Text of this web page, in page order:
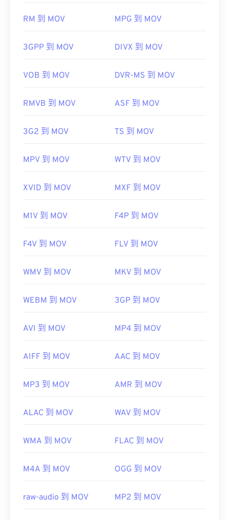
DirectShow 的，則無需此過濾器。
初始版本： 2017
https://www.xiph.org/
請注意，還有兩種檔案類型也使用 MOV 副檔名。它
種文件類型彼此無關，一種已過時，另一種與線上遊
實用連結：
https://developer.apple.com/library/archive/
RM 到 MOV MPG 到 MOV
3GPP 到 MOV DIVX 到 MOV
VOB 到 MOV DVR-MS 到 MOV
RMVB 到 MOV ASF 到 MOV
3G2 到 MOV TS 到 MOV
MPV 到 MOV WTV 到 MOV
XVID 到 MOV MXF 到 MOV
M1V 到 MOV F4P 到 MOV
F4V 到 MOV FLV 到 MOV
WMV 到 MOV MKV 到 MOV
WEBM 到 MOV 3GP 到 MOV
AVI 到 MOV MP4 到 MOV
AIFF 到 MOV AAC 到 MOV
MP3 到 MOV AMR 到 MOV
ALAC 到 MOV WAV 到 MOV
WMA 到 MOV FLAC 到 MOV
M4A 到 MOV OGG 到 MOV
raw-audio 到 MOV MP2 到 MOV